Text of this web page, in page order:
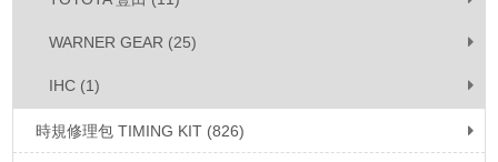
WARNER GEAR (25)
IHC (1)
時規修理包 TIMING KIT (826)